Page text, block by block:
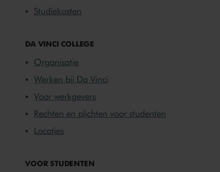
Studiekosten
DA VINCI COLLEGE
Organisatie
Werken bij Da Vinci
Voor werkgevers
Rechten en plichten voor studenten
Locaties
VOOR STUDENTEN